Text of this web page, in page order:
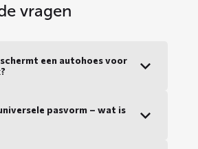
vragen
een autohoes voor
pasvorm – wat is